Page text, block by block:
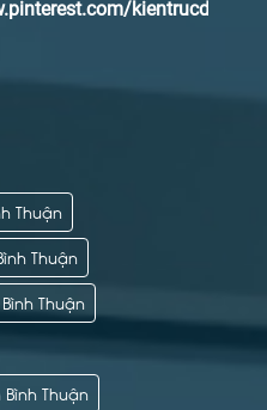
kientrucdaq/
Thuận
Thuận
Thuận
Thuận